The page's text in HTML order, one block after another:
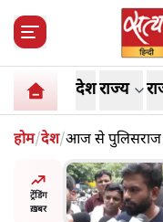
देशराज्य
होम/देश/आज से
दिनों की हिरासत
ट्रेंडिंग
ख़बर
भागवत